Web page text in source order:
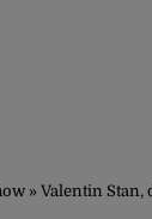
» Valentin Stan, despre